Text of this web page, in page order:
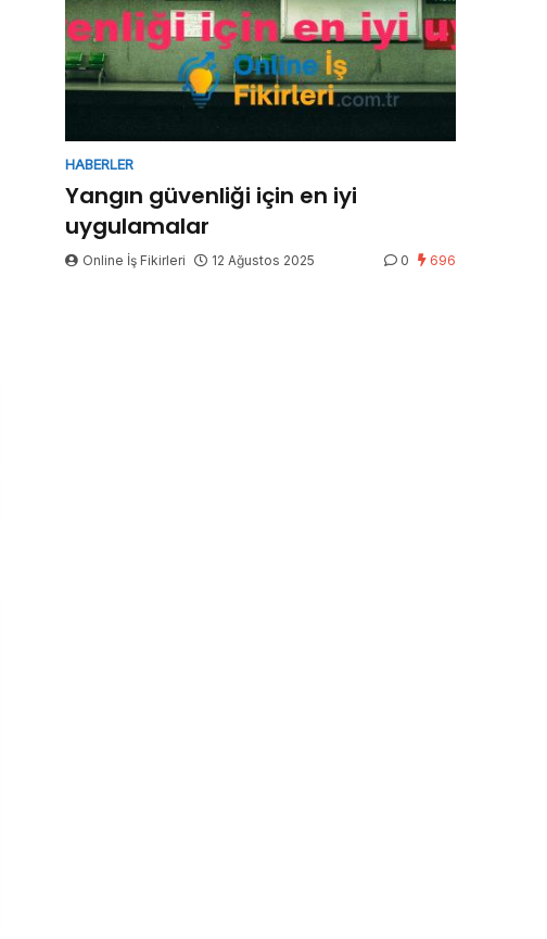
HABERLER
Yangın güvenliği için en iyi
uygulamalar
Online İş Fikirleri 12 Ağustos 2025 0 696